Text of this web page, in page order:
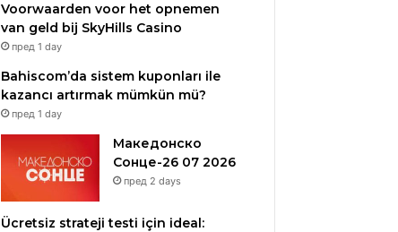
Voorwaarden voor het opnemen
van geld bij SkyHills Casino
пред 1 day
Bahiscom’da sistem kuponları ile
kazancı artırmak mümkün mü?
пред 1 day
Македонско
Сонце-26 07 2026
пред 2 days
Ücretsiz strateji testi için ideal: